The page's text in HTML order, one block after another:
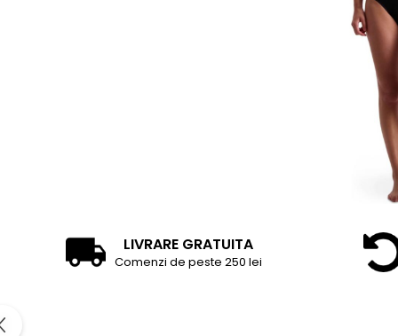
LIVRARE GRATUITA
Comenzi de peste 250 lei